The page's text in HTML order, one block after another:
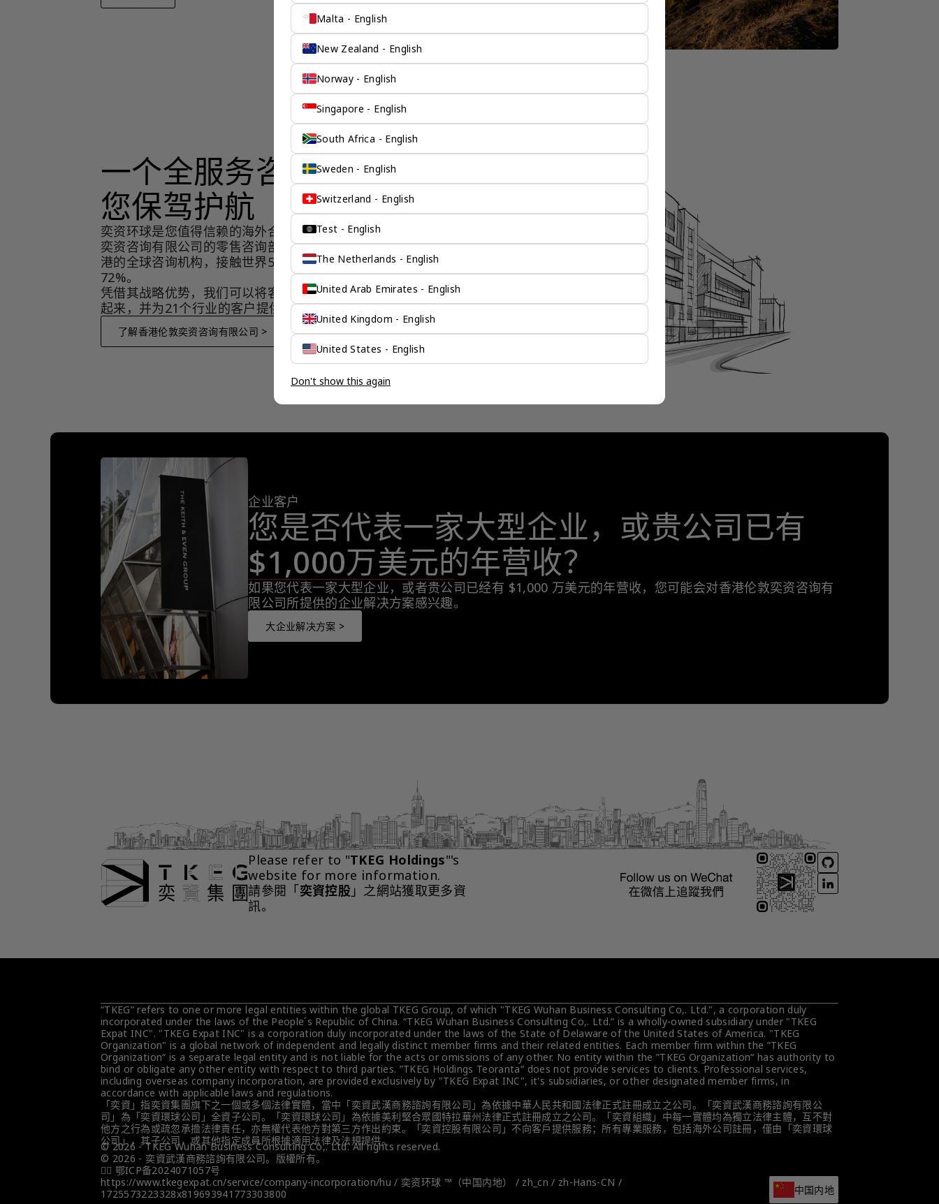
一个全服务咨询公司为
您保驾护航
奕资环球是您值得信赖的海外合作伙伴。我们是香港伦敦
奕资咨询有限公司的零售咨询部门，这是一家总部位于香
港的全球咨询机构，接触世界50个市场，约占全球GDP的
72%。
凭借其战略优势，我们可以将客户与全球市场的机遇联系
起来，并为21个行业的客户提供服务。
了解香港伦敦奕资咨询有限公司 >
企业客户
您是否代表一家大型企业，或贵公司已有
$1,000万美元的年营收？
如果您代表一家大型企业，或者贵公司已经有 $1,000 万美元的年营收，您可能会对香港伦敦奕资咨询有
限公司所提供的企业解决方案感兴趣。
大企业解决方案 >
Malta - English
New Zealand - English
Norway - English
Singapore - English
South Africa - English
Sweden - English
Switzerland - English
Test - English
The Netherlands - English
United Arab Emirates - English
United Kingdom - English
United States - English
Don't show this again
Please refer to "TKEG Holdings"'s
website for more information.
請參閱「奕資控股 」之網站獲取更多資
訊。
“TKEG” refers to one or more legal entities within the global TKEG Group, of which "TKEG Wuhan Business Consulting Co,. Ltd.", a corporation duly
incorporated under the laws of the People´s Republic of China. “TKEG Wuhan Business Consulting Co,. Ltd.” is a wholly-owned subsidiary under "TKEG
Expat INC". "TKEG Expat INC" is a corporation duly incorporated under the laws of the State of Delaware of the United States of America. "TKEG
Organization" is a global network of independent and legally distinct member firms and their related entities. Each member firm within the ”TKEG
Organization“ is a separate legal entity and is not liable for the acts or omissions of any other. No entity within the ”TKEG Organization“ has authority to
bind or obligate any other entity with respect to third parties. ”TKEG Holdings Teoranta“ does not provide services to clients. Professional services,
including overseas company incorporation, are provided exclusively by "TKEG Expat INC", it's subsidiaries, or other designated member firms, in
accordance with applicable laws and regulations.
「奕資」指奕資集團旗下之一個或多個法律實體，當中「奕資武漢商務諮詢有限公司」為依據中華人民共和國法律正式註冊成立之公司。「奕資武漢商務諮詢有限公
司」為「奕資環球公司」全資子公司。「奕資環球公司」為依據美利堅合眾國特拉華州法律正式註冊成立之公司。「奕資組織」中每一實體均為獨立法律主體，互不對
他方之行為或疏忽承擔法律責任，亦無權代表他方對第三方作出約束。「奕資控股有限公司」不向客戶提供服務；所有專業服務，包括海外公司註冊，僅由「奕資環球
公司」，其子公司，或其他指定成員所根據適用法律及法規提供。
© 2026 - TKEG Wuhan Business Consulting Co,. Ltd. All rights reserved.
© 2026 - 奕資武漢商務諮詢有限公司。版權所有。
👮‍♀️ 鄂ICP备2024071057号
https://www.tkegexpat.cn/service/company-incorporation/hu / 奕资环球 ™（中国内地） / zh_cn / zh-Hans-CN /
1725573223328x819693941773303800
中国内地